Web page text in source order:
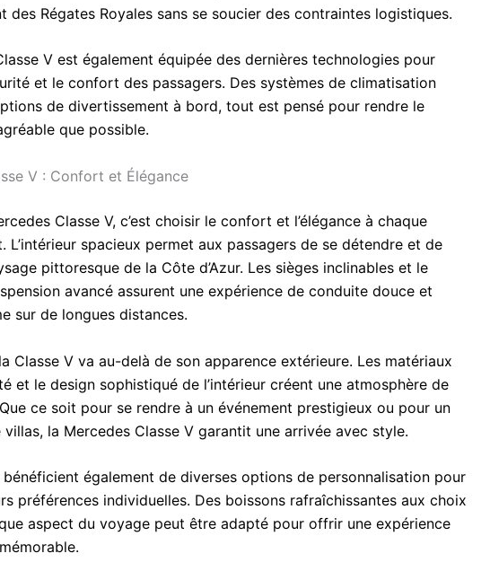
des Régates Royales sans se soucier des contraintes logistiques.
V est également équipée des dernières technologies pour
et le confort des passagers. Des systèmes de climatisation
de divertissement à bord, tout est pensé pour rendre le
que possible.
V : Confort et Élégance
Classe V, c’est choisir le confort et l’élégance à chaque
L’intérieur spacieux permet aux passagers de se détendre et de
pittoresque de la Côte d’Azur. Les sièges inclinables et le
avancé assurent une expérience de conduite douce et
sur de longues distances.
la Classe V va au-delà de son apparence extérieure. Les matériaux
et le design sophistiqué de l’intérieur créent une atmosphère de
ce soit pour se rendre à un événement prestigieux ou pour un
la Mercedes Classe V garantit une arrivée avec style.
bénéficient également de diverses options de personnalisation pour
préférences individuelles. Des boissons rafraîchissantes aux choix
aspect du voyage peut être adapté pour offrir une expérience